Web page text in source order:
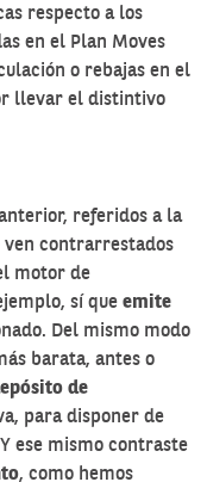
respecto a los
en el Plan Moves
o rebajas en el
llevar el distintivo
referidos a la
contrarrestados
motor de
sí que emite
Del mismo modo
barata, antes o
de
para disponer de
ese mismo contraste
, como hemos